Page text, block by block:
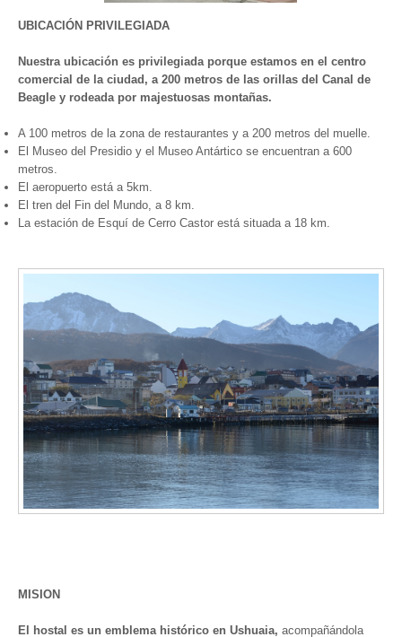
UBICACIÓN PRIVILEGIADA
Nuestra ubicación es privilegiada porque estamos en el centro
comercial de la ciudad, a 200 metros de las orillas del Canal de
Beagle y rodeada por majestuosas montañas.
A 100 metros de la zona de restaurantes y a 200 metros del muelle.
El Museo del Presidio y el Museo Antártico se encuentran a 600
metros.
El aeropuerto está a 5km.
El tren del Fin del Mundo, a 8 km.
La estación de Esquí de Cerro Castor está situada a 18 km.
MISION
El hostal es un emblema histórico en Ushuaia, acompañándola